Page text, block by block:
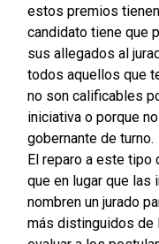
estos premios
candidato tiene que
sus allegados al
todos aquellos que
no son calificables
iniciativa o porque
gobernante de turno.
El reparo a este tipo
que en lugar que
nombren un jurado
más distinguidos de